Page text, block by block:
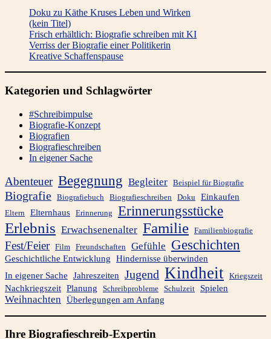
Doku zu Käthe Kruses Leben und Wirken
(kein Titel)
Frisch erhältlich: Biografie schreiben mit KI
Verriss der Biografie einer Politikerin
Kreative Schaffenspause
Kategorien und Schlagwörter
#Schreibimpulse
Biografie-Konzept
Biografien
Biografieschreiben
In eigener Sache
Abenteuer Begegnung Begleiter Beispiel für Biografie
Biografie Biografiebuch Biografieschreiben Doku Einkaufen
Eltern Elternhaus Erinnerung Erinnerungsstücke
Erlebnis Erwachsenenalter Familie Familienbiografie
Fest/Feier Film Freundschaften Gefühle Geschichten
Geschichtliche Entwicklung Hindernisse überwinden
In eigener Sache Jahreszeiten Jugend Kindheit Kriegszeit
Nachkriegszeit Planung Schreibprobleme Schulzeit Spielen
Weihnachten Überlegungen am Anfang
Ihre Biografieschreib-Expertin